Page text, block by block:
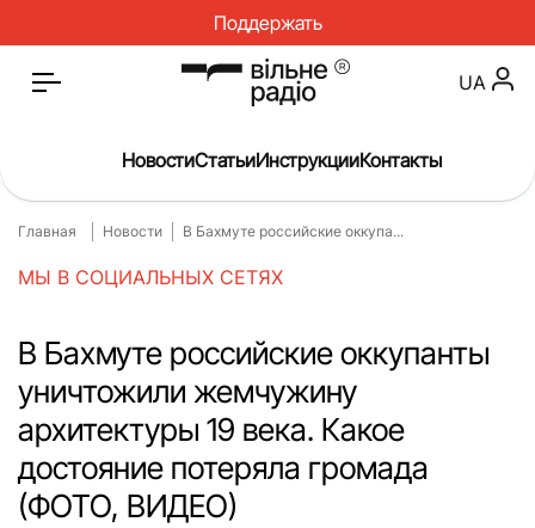
Поддержать
Главная
О нас
Спорт
Досье
Блог
UA
НовостиСтатьиИнструкцииКонтакты
Главная Новости В Бахмуте российские оккупа...
МЫ В СОЦИАЛЬНЫХ СЕТЯХ
В Бахмуте российские оккупанты
уничтожили жемчужину
архитектуры 19 века. Какое
достояние потеряла громада
(ФОТО, ВИДЕО)